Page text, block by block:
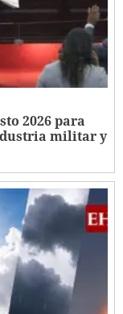
2026 para
militar y